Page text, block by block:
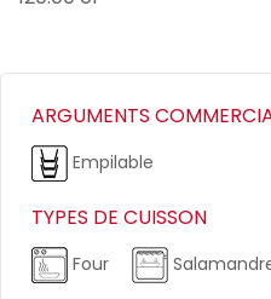
ARGUMENTS
Empilable
TYPES DE CUISSON
Four